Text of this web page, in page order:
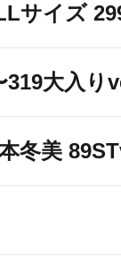
サイズ
319大入り
冬美